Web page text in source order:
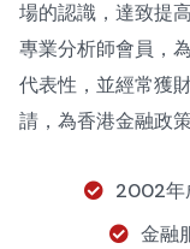
場的認識，達致提
專業分析師會員，
代表性，並經常獲
請，為香港金融政
2002年
金融